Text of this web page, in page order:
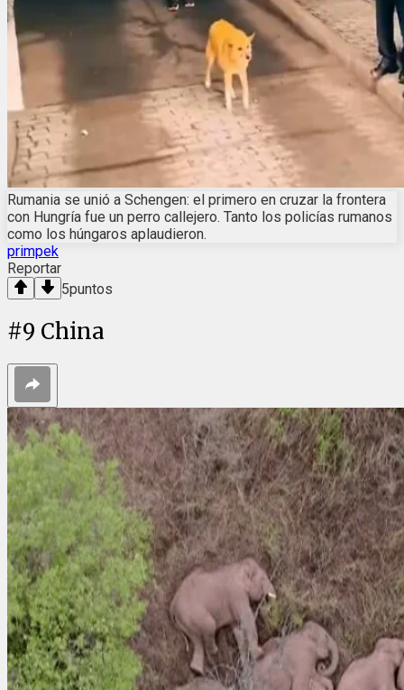
Rumania se unió a Schengen: el primero en cruzar la frontera
con Hungría fue un perro callejero. Tanto los policías rumanos
como los húngaros aplaudieron.
primpek
Reportar
5puntos
#9 China